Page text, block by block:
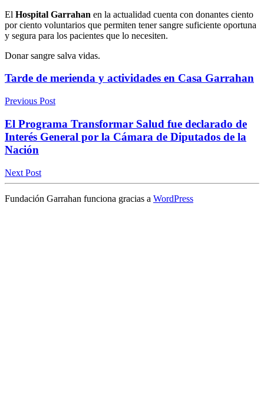
El Hospital Garrahan en la actualidad cuenta con donantes ciento
por ciento voluntarios que permiten tener sangre suficiente oportuna
y segura para los pacientes que lo necesiten.
Donar sangre salva vidas.
Tarde de merienda y actividades en Casa Garrahan
Previous Post
El Programa Transformar Salud fue declarado de
Interés General por la Cámara de Diputados de la
Nación
Next Post
Fundación Garrahan funciona gracias a WordPress